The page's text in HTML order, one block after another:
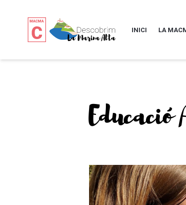
INICI LA
Educació